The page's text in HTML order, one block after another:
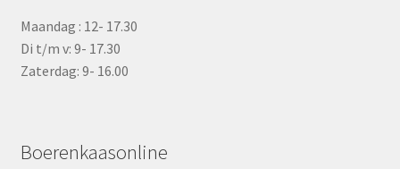
Maandag : 12- 17.30
Di t/m v: 9- 17.30
Zaterdag: 9- 16.00
Boerenkaasonline